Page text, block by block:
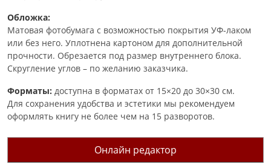
Обложка:
Матовая фотобумага с возможностью покрытия УФ-лаком
или без него. Уплотнена картоном для дополнительной
прочности. Обрезается под размер внутреннего блока.
Скругление углов – по желанию заказчика.
Форматы: доступна в форматах от 15×20 до 30×30 см.
Для сохранения удобства и эстетики мы рекомендуем
оформлять книгу не более чем на 15 разворотов.
Онлайн редактор